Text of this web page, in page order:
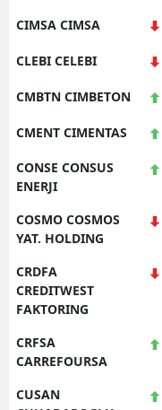
CIMSA CIMSA
CLEBI CELEBI
CMBTN CIMBETON
CMENT CIMENTAS
CONSE CONSUS
ENERJI
COSMO COSMOS
YAT. HOLDING
CRDFA
CREDITWEST
FAKTORING
CRFSA
CARREFOURSA
CUSAN